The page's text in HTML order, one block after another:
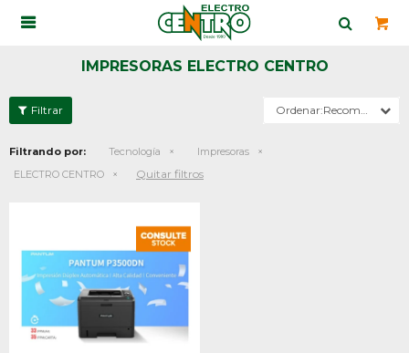

IMPRESORAS ELECTRO CENTRO
Recomendados
Filtrando por: Tecnología
Impresoras
ELECTRO CENTRO
Quitar filtros